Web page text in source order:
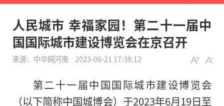
事
人民城市 幸福家园！第二十一届中
国国际城市建设博览会在京召开
来源： 中华网河南 2023-06-21 17:38:12
第二十一届中国国际城市建设博览会
（以下简称中国城博会）于2023年6月19日至